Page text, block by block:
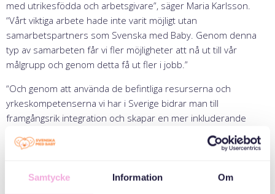
Samtycke Information Om
med utrikesfödda och arbetsgivare”, säger Maria Karlsson.
“Vårt viktiga arbete hade inte varit möjligt utan
samarbetspartners som Svenska med Baby. Genom denna
typ av samarbeten får vi fler möjligheter att nå ut till vår
målgrupp och genom detta få ut fler i jobb.”
“Och genom att använda de befintliga resurserna och
yrkeskompetenserna vi har i Sverige bidrar man till
framgångsrik integration och skapar en mer inkluderande
Erica, Maria och deras kollegor lär känna kandidaternas
en mer träffsäker matchning med lämpliga jobb. De erbjuder
också vägledning och återkoppling för att stötta dem i deras